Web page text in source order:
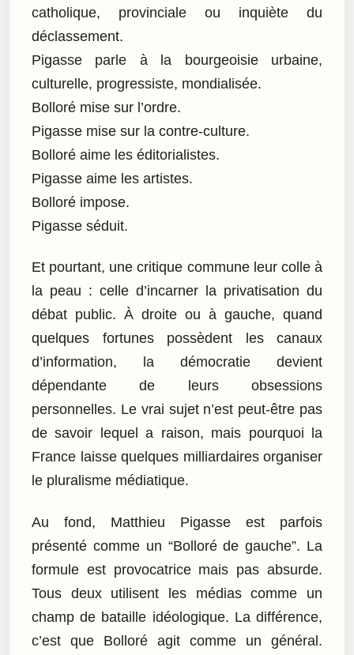
catholique, provinciale ou inquiète du
déclassement.
Pigasse parle à la bourgeoisie urbaine,
culturelle, progressiste, mondialisée.
Bolloré mise sur l’ordre.
Pigasse mise sur la contre-culture.
Bolloré aime les éditorialistes.
Pigasse aime les artistes.
Bolloré impose.
Pigasse séduit.
Et pourtant, une critique commune leur colle à
la peau : celle d’incarner la privatisation du
débat public. À droite ou à gauche, quand
quelques fortunes possèdent les canaux
d’information, la démocratie devient
dépendante de leurs obsessions
personnelles. Le vrai sujet n’est peut-être pas
de savoir lequel a raison, mais pourquoi la
France laisse quelques milliardaires organiser
le pluralisme médiatique.
Au fond, Matthieu Pigasse est parfois
présenté comme un “Bolloré de gauche”. La
formule est provocatrice mais pas absurde.
Tous deux utilisent les médias comme un
champ de bataille idéologique. La différence,
c’est que Bolloré agit comme un général.